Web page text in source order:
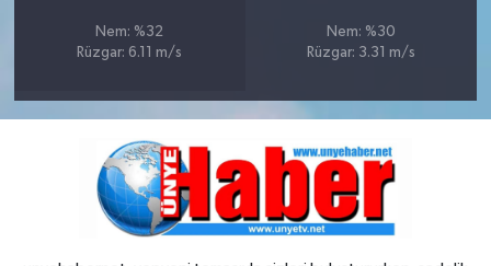
Nem: %32
Rüzgar: 6.11 m/s
Nem: %30
Rüzgar: 3.31 m/s